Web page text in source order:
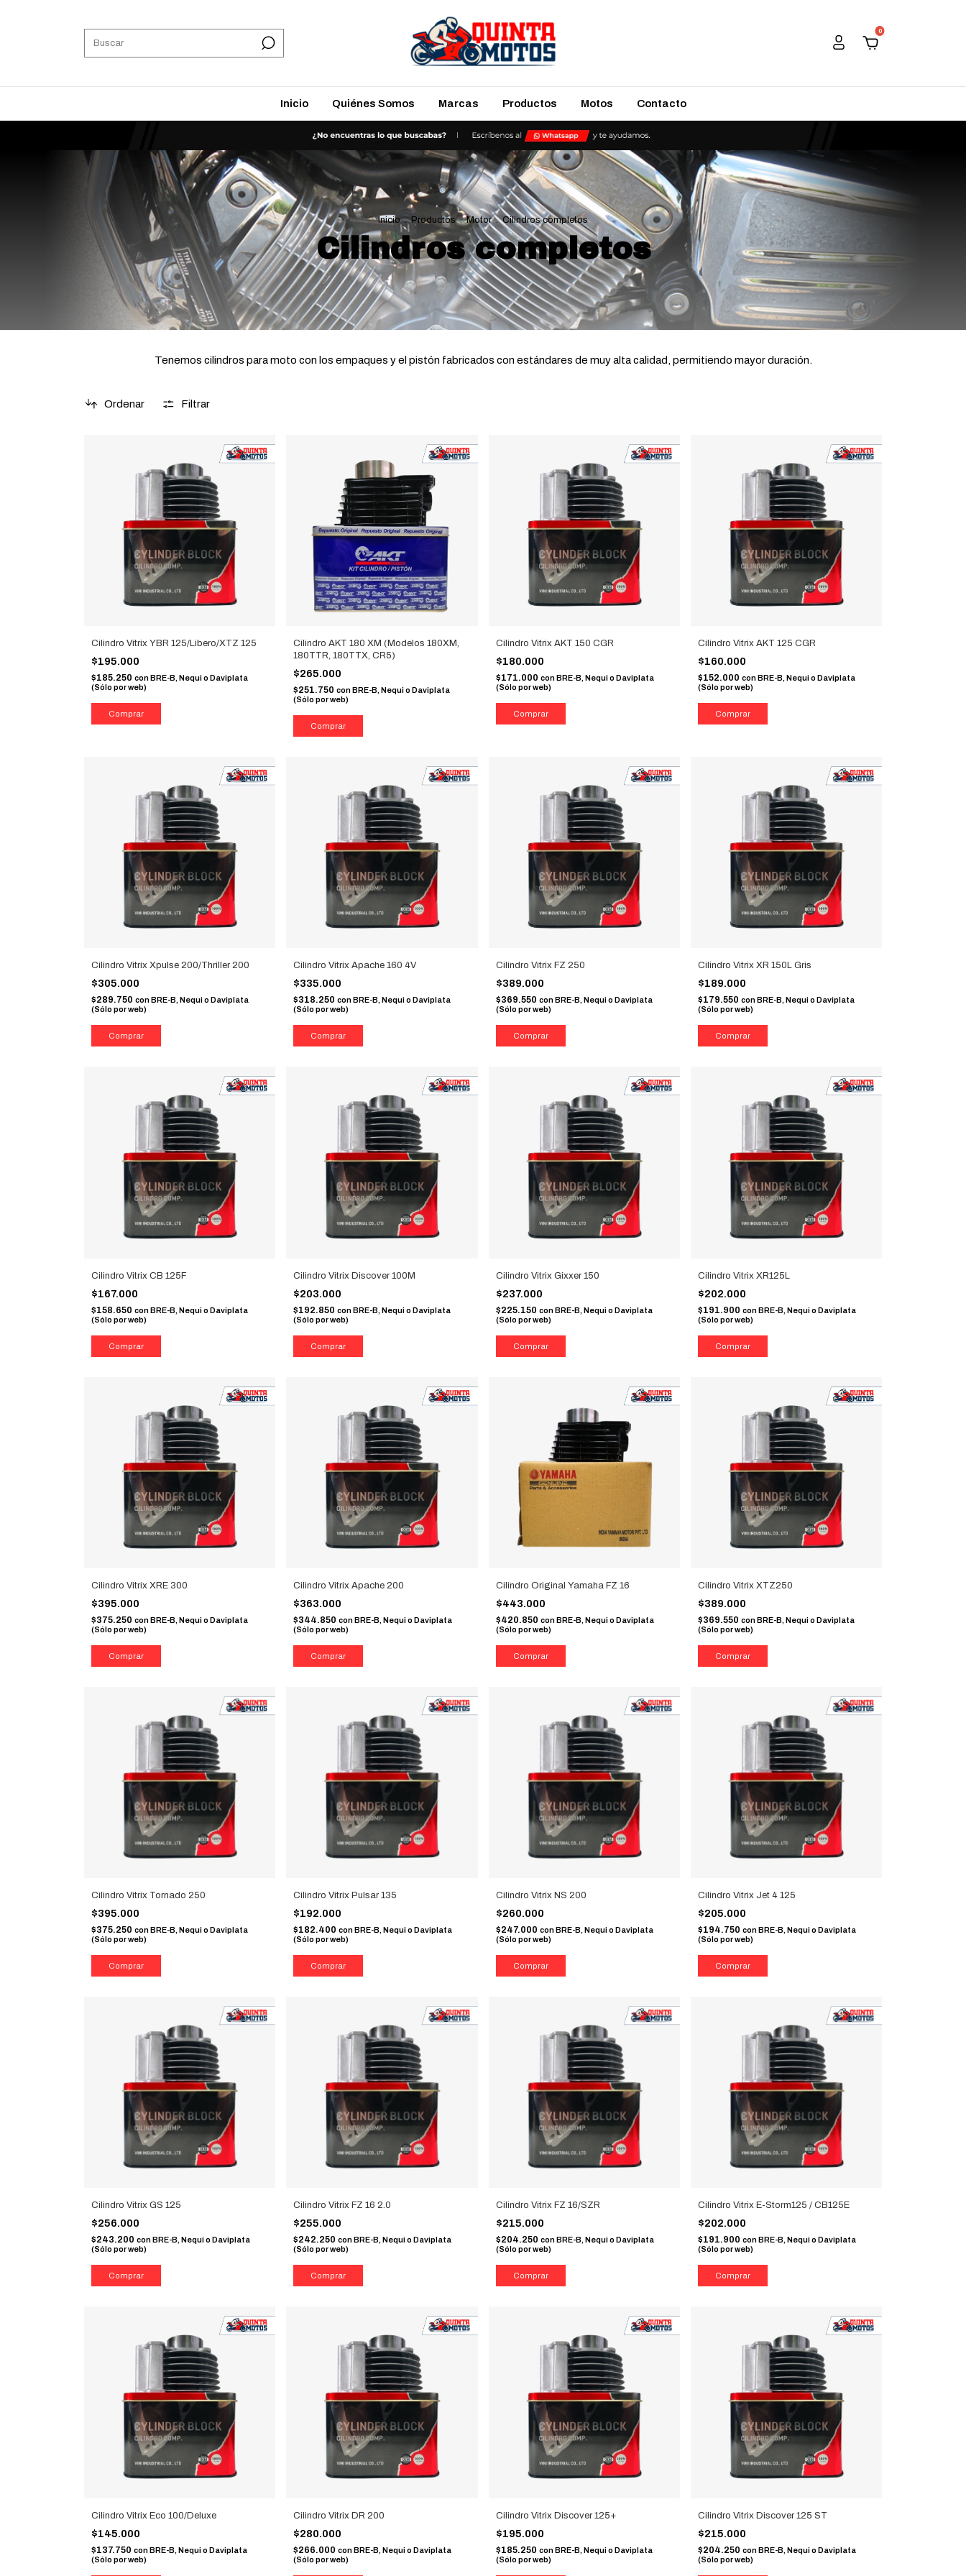
0
Inicio Quiénes Somos Marcas Productos Motos Contacto
Inicio . Productos . Motor . Cilindros completos
Cilindros completos
Tenemos cilindros para moto con los empaques y el pistón fabricados con estándares de muy alta calidad, permitiendo mayor duración.
Ordenar Filtrar
Cilindro Vitrix YBR 125/Libero/XTZ 125
$195.000
$185.250 con BRE-B, Nequi o Daviplata
(Sólo por web)
Cilindro AKT 180 XM (Modelos 180XM,
180TTR, 180TTX, CR5)
$265.000
$251.750con BRE-B, Nequi o Daviplata
(Sólo por web)
Cilindro Vitrix AKT 150 CGR
$180.000
$171.000 con BRE-B, Nequi o Daviplata
(Sólo por web)
Cilindro Vitrix AKT 125 CGR
$160.000
$152.000 con BRE-B, Nequi o Daviplata
(Sólo por web)
Cilindro Vitrix Xpulse 200/Thriller 200
$305.000
$289.750 con BRE-B, Nequi o Daviplata
(Sólo por web)
Cilindro Vitrix Apache 160 4V
$335.000
$318.250con BRE-B, Nequi o Daviplata
(Sólo por web)
Cilindro Vitrix FZ 250
$389.000
$369.550 con BRE-B, Nequi o Daviplata
(Sólo por web)
Cilindro Vitrix XR 150L Gris
$189.000
$179.550 con BRE-B, Nequi o Daviplata
(Sólo por web)
Cilindro Vitrix CB 125F
$167.000
$158.650 conBRE-B, Nequi o Daviplata
(Sólo por web)
Cilindro Vitrix Discover 100M
$203.000
$192.850conBRE-B, Nequi o Daviplata
(Sólo por web)
Cilindro Vitrix Gixxer 150
$237.000
$225.150 con BRE-B, Nequi o Daviplata
(Sólo por web)
Cilindro Vitrix XR125L
$202.000
$191.900 conBRE-B, Nequi o Daviplata
(Sólo por web)
Cilindro Vitrix XRE 300
$395.000
$375.250 conBRE-B, Nequi o Daviplata
(Sólo por web)
Cilindro Vitrix Apache 200
$363.000
$344.850conBRE-B, Nequi o Daviplata
(Sólo por web)
Cilindro Original Yamaha FZ 16
$443.000
$420.850 con BRE-B, Nequi o Daviplata
(Sólo por web)
Cilindro Vitrix XTZ250
$389.000
$369.550 conBRE-B, Nequi o Daviplata
(Sólo por web)
Cilindro Vitrix Tornado 250
$395.000
$375.250 con BRE-B, Nequi o Daviplata
(Sólo por web)
Cilindro Vitrix Pulsar 135
$192.000
$182.400con BRE-B, Nequi o Daviplata
(Sólo por web)
Cilindro Vitrix NS 200
$260.000
$247.000 con BRE-B, Nequi o Daviplata
(Sólo por web)
Cilindro Vitrix Jet 4 125
$205.000
$194.750 con BRE-B, Nequi o Daviplata
(Sólo por web)
Cilindro Vitrix GS 125
$256.000
$243.200 con BRE-B, Nequi o Daviplata
(Sólo por web)
Cilindro Vitrix FZ 16 2.0
$255.000
$242.250con BRE-B, Nequi o Daviplata
(Sólo por web)
Cilindro Vitrix FZ 16/SZR
$215.000
$204.250 con BRE-B, Nequi o Daviplata
(Sólo por web)
Cilindro Vitrix E-Storm125 / CB125E
$202.000
$191.900 con BRE-B, Nequi o Daviplata
(Sólo por web)
Cilindro Vitrix Eco 100/Deluxe
$145.000
$137.750 conBRE-B, Nequi o Daviplata
(Sólo por web)
Cilindro Vitrix DR 200
$280.000
$266.000conBRE-B, Nequi o Daviplata
(Sólo por web)
Cilindro Vitrix Discover 125+
$195.000
$185.250 con BRE-B, Nequi o Daviplata
(Sólo por web)
Cilindro Vitrix Discover 125 ST
$215.000
$204.250 conBRE-B, Nequi o Daviplata
(Sólo por web)